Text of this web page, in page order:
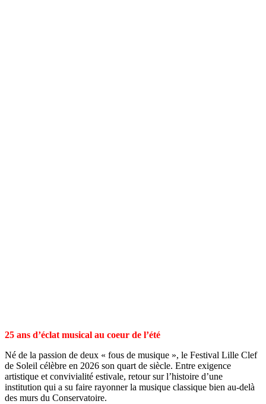
25 ans d’éclat musical au coeur de l’été
Né de la passion de deux « fous de musique », le Festival Lille Clef
de Soleil célèbre en 2026 son quart de siècle. Entre exigence
artistique et convivialité estivale, retour sur l’histoire d’une
institution qui a su faire rayonner la musique classique bien au-delà
des murs du Conservatoire.